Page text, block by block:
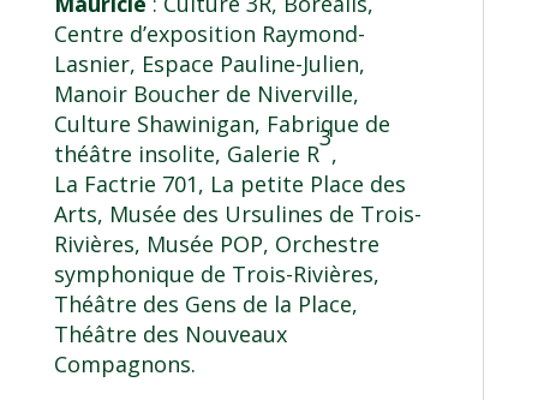
Centre d’exposition Raymond-
Lasnier, Espace Pauline-Julien,
Manoir Boucher de Niverville,
Culture Shawinigan, Fabrique de
théâtre insolite, Galerie R
3
,
La Factrie 701, La petite Place des
Arts, Musée des Ursulines de Trois-
Rivières, Musée POP, Orchestre
symphonique de Trois-Rivières,
Théâtre des Gens de la Place,
Théâtre des Nouveaux
Compagnons.